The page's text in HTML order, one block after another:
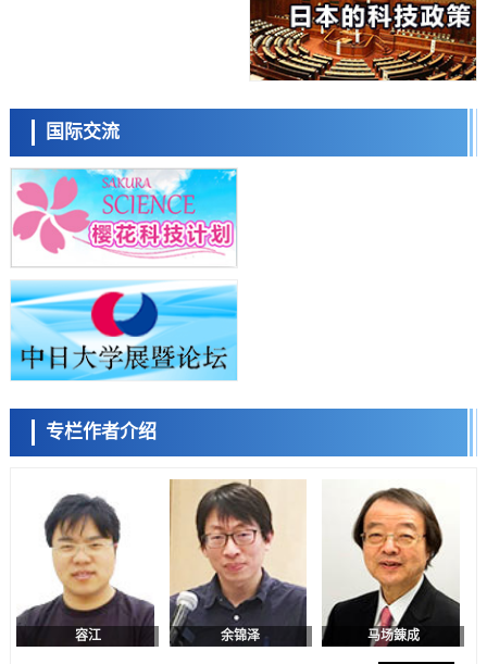
庆应义塾大学阐明脑内“游击手”小胶质细胞包裹保护受损神经细胞的机
制，有望用于开发阿尔茨海默病等疾病疗法
劣化抑制机制，为提升轮胎安全性与耐久性的材料设计开辟道路
科学研究
近畿大学等发现植物染料“日本茜”的红色成分可抑制老化与炎症，有望
成为新型功能性材料
科学研究
群马大学开发针对难治性癫痫的新型基因疗法，利用超小型GAD67启动
子抑制发作
科学研究
九州大学揭示夜间眼压升高机制：两种激素波动叠加所致
科学研究
东京都产技研采用新手法开发出可稳定工作至300℃的介电材料，已验
证电容器可在汽车发动机等高温环境下工作
经济・社会
日本生成式AI使用者占比一年内翻倍，但与中美德仍有较大差距
政策
日本修订首都直下型地震紧急对策：目标为死亡人数至少减半，重点强
化火灾防控
福井大学发现细胞记忆过往并抑制反应的机制，阐明即便DNA相同反应
迥异之谜
科学研究
神户大学确认口服癌症疫苗B440单药给药的安全性，在转移性尿路上皮
癌患者中开展临床试验
日本发布《令和8年版科学技术与创新白皮书》，解读第七期基本计划
首年度政策方向
科学研究
国际交流
专栏作者介绍
流员
小岩井忠道
陈小牧 李鸥 安宁
容江 余锦泽 马场錬成